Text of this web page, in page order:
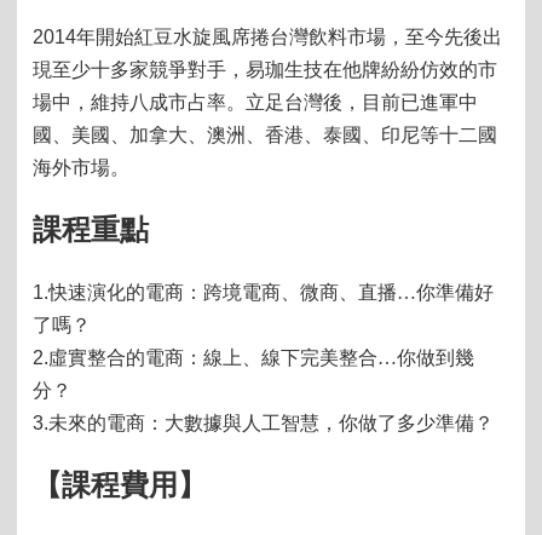
2014年開始紅豆水旋風席捲台灣飲料市場，至今先後出
現至少十多家競爭對手，易珈生技在他牌紛紛仿效的市
場中，維持八成市占率。立足台灣後，目前已進軍中
國、美國、加拿大、澳洲、香港、泰國、印尼等十二國
海外市場。
課程重點
1.快速演化的電商：跨境電商、微商、直播…你準備好
了嗎？
2.虛實整合的電商：線上、線下完美整合…你做到幾
分？
3.未來的電商：大數據與人工智慧，你做了多少準備？
【課程費用】